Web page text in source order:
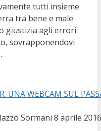
tutti insieme
tra bene e male
giustizia agli errori
sovrapponendovi
Sormani 8 aprile